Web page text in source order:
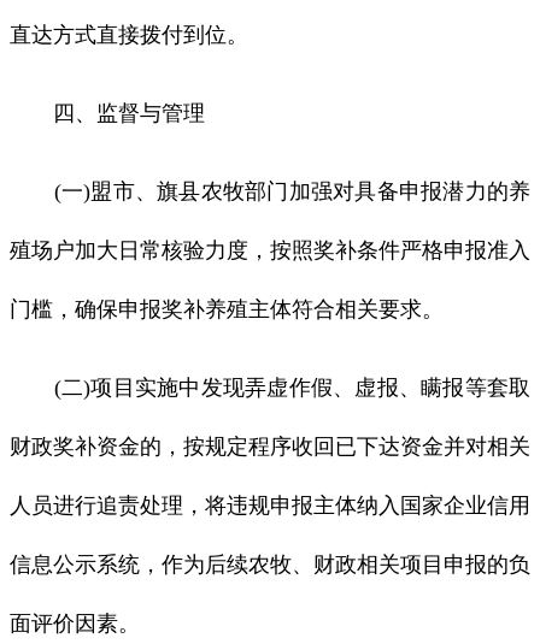
直达方式直接拨付到位。
四、监督与管理
(一)盟市、旗县农牧部门加强对具备申报潜力的养
殖场户加大日常核验力度，按照奖补条件严格申报准入
门槛，确保申报奖补养殖主体符合相关要求。
(二)项目实施中发现弄虚作假、虚报、瞒报等套取
财政奖补资金的，按规定程序收回已下达资金并对相关
人员进行追责处理，将违规申报主体纳入国家企业信用
信息公示系统，作为后续农牧、财政相关项目申报的负
面评价因素。